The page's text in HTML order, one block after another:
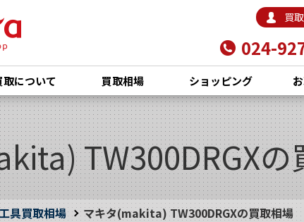
買
024-
取について 買取相場 ショッピング
TW300DRGX
具買取相場 マキタ(makita) TW300DRGXの買取相場